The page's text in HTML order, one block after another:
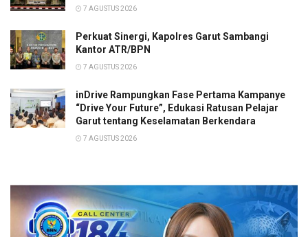
7 AGUSTUS 2026
Perkuat Sinergi, Kapolres Garut Sambangi
Kantor ATR/BPN
7 AGUSTUS 2026
inDrive Rampungkan Fase Pertama Kampanye
“Drive Your Future”, Edukasi Ratusan Pelajar
Garut tentang Keselamatan Berkendara
7 AGUSTUS 2026